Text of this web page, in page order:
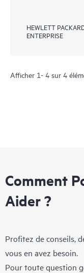
HEWLETT
ENTERPRISE
Afficher 1- 4 sur 4
Comment
Aider ?
Profitez de conseils,
vous en avez besoin.
Pour toute question